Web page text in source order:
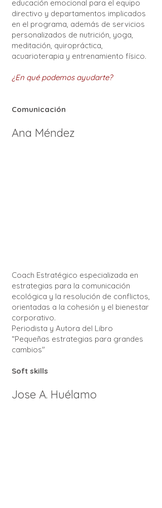
educación emocional para el equipo
directivo y departamentos implicados
en el programa, además de servicios
personalizados de nutrición, yoga,
meditación, quiropráctica,
acuarioterapia y entrenamiento físico.
¿En qué podemos ayudarte?
Comunicación
Ana Méndez
Coach Estratégico especializada en
estrategias para la comunicación
ecológica y la resolución de conflictos,
orientadas a la cohesión y el bienestar
corporativo.
Periodista y Autora del Libro
“Pequeñas estrategias para grandes
cambios"
Soft skills
Jose A. Huélamo